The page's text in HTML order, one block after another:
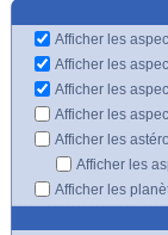
Afficher les
Afficher les
Afficher les
Afficher les
Afficher les
Afficher les
Afficher les